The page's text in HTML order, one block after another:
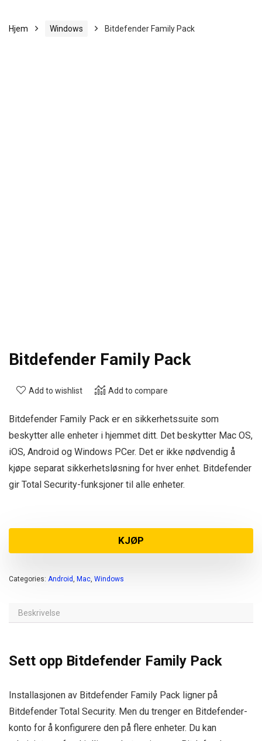
Hjem Windows Bitdefender Family Pack
Bitdefender Family Pack
Add to wishlist Add to compare
Bitdefender Family Pack er en sikkerhetssuite som
beskytter alle enheter i hjemmet ditt. Det beskytter Mac OS,
iOS, Android og Windows PCer. Det er ikke nødvendig å
kjøpe separat sikkerhetsløsning for hver enhet. Bitdefender
gir Total Security-funksjoner til alle enheter.
KJØP
Categories: Android, Mac, Windows
Beskrivelse
Sett opp Bitdefender Family Pack
Installasjonen av Bitdefender Family Pack ligner på
Bitdefender Total Security. Men du trenger en Bitdefender-
konto for å konfigurere den på flere enheter. Du kan